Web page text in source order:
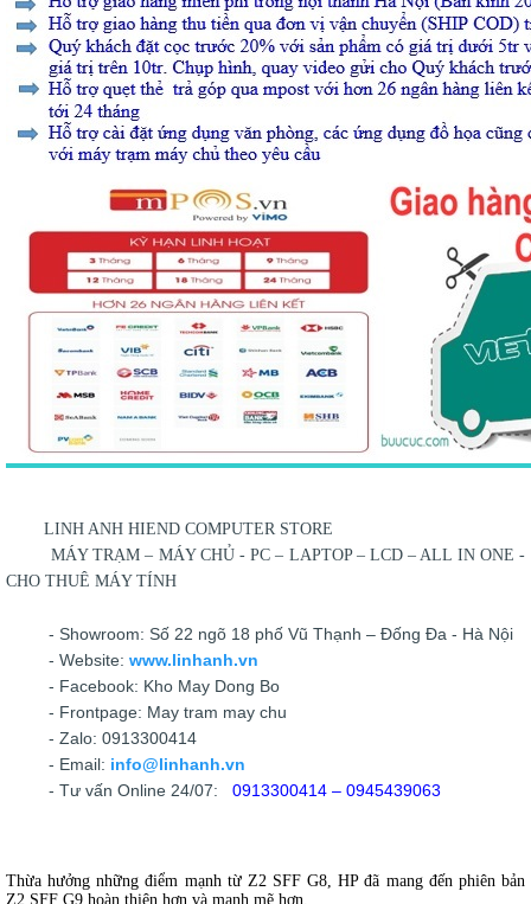
LINH ANH HIEND COMPUTER STORE
MÁY TRẠM – MÁY CHỦ - PC – LAPTOP – LCD – ALL IN ONE -
CHO THUÊ MÁY TÍNH
- Showroom: Số 22 ngõ 18 phố Vũ Thạnh – Đống Đa - Hà Nội
- Website: www.linhanh.vn
- Facebook: Kho May Dong Bo
- Frontpage: May tram may chu
- Zalo: 0913300414
- Email: info@linhanh.vn
- Tư vấn Online 24/07:
0913300414 – 0945439063
Thừa hưởng những điểm mạnh từ Z2 SFF G8, HP đã mang đến phiên bản
Z2 SFF G9 hoàn thiện hơn và mạnh mẽ hơn.